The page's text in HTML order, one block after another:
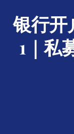
银行开
1｜私